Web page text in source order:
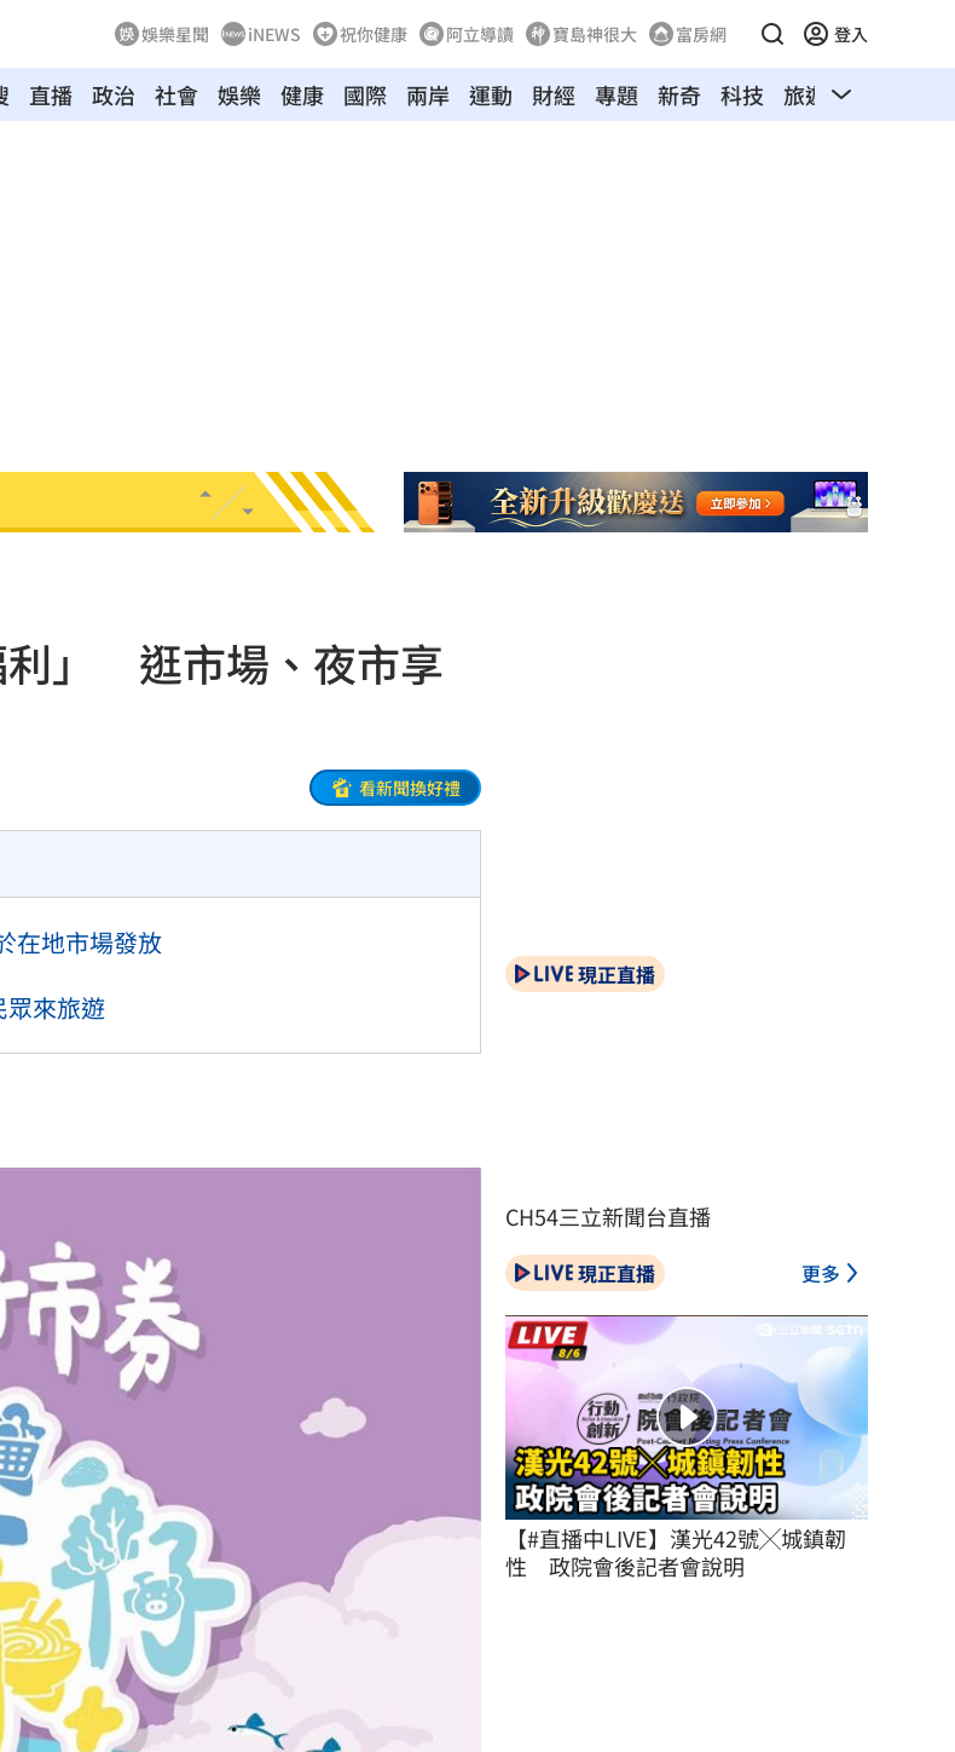
娛樂星聞 iNEWS 祝你健康 阿立導讀 寶島神很大 富房網 登入
直播 政治 社會 娛樂 健康 國際 兩岸 運動 財經 專題 新奇 科技 旅遊 汽車
利」 逛市場、夜市享
看新聞換好禮
在地市場發放
來旅遊
現正直播
CH54三立新聞台直播
現正直播 更多
【#直播中LIVE】漢光42號╳城鎮韌
性　政院會後記者會說明